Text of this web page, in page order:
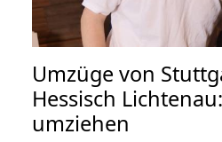
Umzüge von
Hessisch
umziehen